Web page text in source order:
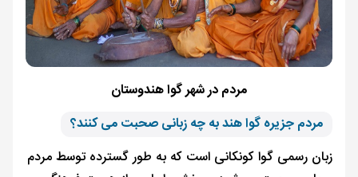
مردم در شهر گوا هندوستان
مردم جزیره گوا هند به چه زبانی صحبت می کنند؟
زبان رسمی گوا کونکانی است که به طور گسترده توسط مردم